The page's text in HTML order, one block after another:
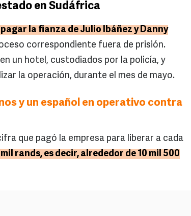
en Sudáfrica
la fianza de Julio Ibáñez y Danny
correspondiente fuera de prisión.
un hotel, custodiados por la policía, y
la operación, durante el mes de mayo.
y un español en operativo contra
que pagó la empresa para liberar a cada
rands, es decir, alrededor de 10 mil 500